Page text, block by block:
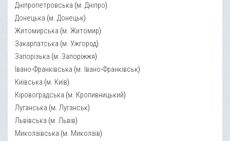
Дніпропетровська (м. Дніпро)
Донецька (м. Донецьк)
Житомирська (м. Житомир)
Закарпатська (м. Ужгород)
Запорізька (м. Запоріжжя)
Івано-Франківська (м. Івано-Франківськ)
Київська (м. Київ)
Кіровоградська (м. Кропивницький)
Луганська (м. Луганськ)
Львівська (м. Львів)
Миколаївська (м. Миколаїв)